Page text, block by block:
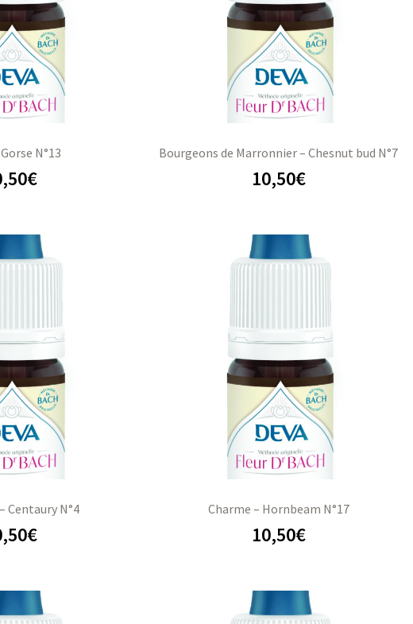
N°13
€
Bourgeons de Marronnier – Chesnut bud N°7
10,50€
Centaury N°4
€
Charme – Hornbeam N°17
10,50€